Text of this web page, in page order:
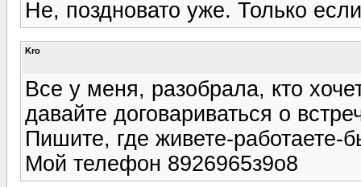
Не, поздновато уже. Только
Kro
Все у меня, разобрала, кто
давайте договариваться о
Пишите, где живете-работаете-
Мой телефон 8926965з9о8